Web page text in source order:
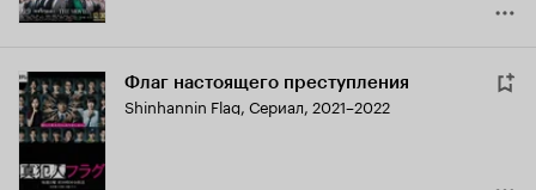
Флаг настоящего преступления
Shinhannin Flag, Сериал, 2021–2022